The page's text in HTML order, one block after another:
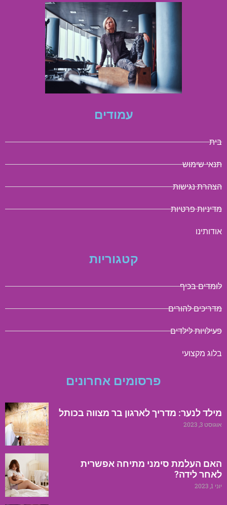
עמודים
בית
תנאי שימוש
הצהרת נגישות
מדיניות פרטיות
אודותינו
קטגוריות
לומדים בכיף
מדריכים להורים
פעילויות לילדים
בלוג מקצועי
פרסומים אחרונים
מילד לנער: מדריך לארגון בר מצווה בכותל
אוגוסט 3, 2023
האם העלמת סימני מתיחה אפשרית
לאחר לידה?
יוני 1, 2023